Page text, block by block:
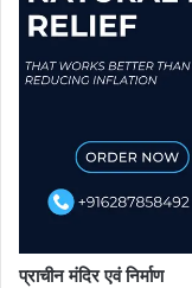
प्राचीन मंदिर एवं निर्माण